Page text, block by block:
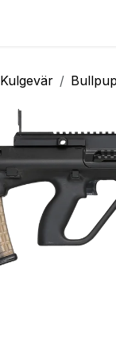
Kulgevär Bullpup